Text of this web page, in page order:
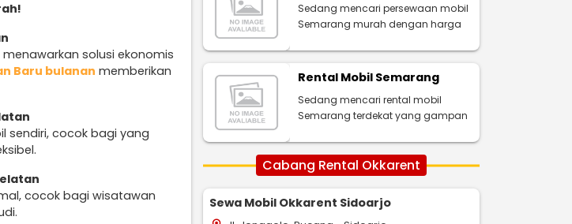
solusi ekonomis
Baru bulanan memberikan
sendiri, cocok bagi yang
cocok bagi wisatawan
Sedang mencari persewaan mobil
Semarang murah dengan harga
Rental Mobil Semarang
Sedang mencari rental mobil
Semarang terdekat yang gampan
Cabang Rental Okkarent
Sewa Mobil Okkarent Sidoarjo